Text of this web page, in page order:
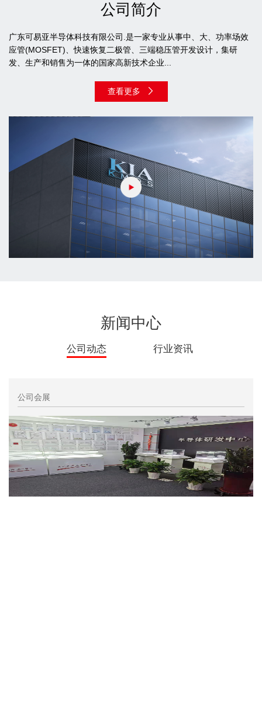
公司简介
广东可易亚半导体科技有限公司.是一家专业从事中、大、功率场效
应管(MOSFET)、快速恢复二极管、三端稳压管开发设计，集研
发、生产和销售为一体的国家高新技术企业...
查看更多
新闻中心
公司动态 行业资讯
公司会展